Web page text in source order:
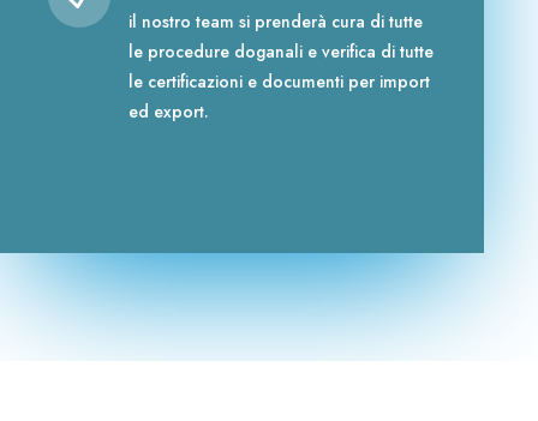
il nostro team si prenderà cura di tutte
le procedure doganali e verifica di tutte
le certificazioni e documenti per import
ed export.